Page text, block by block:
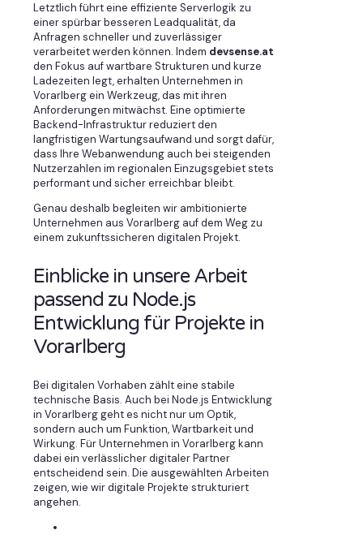
Letztlich führt eine effiziente Serverlogik zu
einer spürbar besseren Leadqualität, da
Anfragen schneller und zuverlässiger
verarbeitet werden können. Indem devsense.at
den Fokus auf wartbare Strukturen und kurze
Ladezeiten legt, erhalten Unternehmen in
Vorarlberg ein Werkzeug, das mit ihren
Anforderungen mitwächst. Eine optimierte
Backend-Infrastruktur reduziert den
langfristigen Wartungsaufwand und sorgt dafür,
dass Ihre Webanwendung auch bei steigenden
Nutzerzahlen im regionalen Einzugsgebiet stets
performant und sicher erreichbar bleibt.
Genau deshalb begleiten wir ambitionierte
Unternehmen aus Vorarlberg auf dem Weg zu
einem zukunftssicheren digitalen Projekt.
Einblicke in unsere Arbeit
passend zu Node.js
Entwicklung für Projekte in
Vorarlberg
Bei digitalen Vorhaben zählt eine stabile
technische Basis. Auch bei Node.js Entwicklung
in Vorarlberg geht es nicht nur um Optik,
sondern auch um Funktion, Wartbarkeit und
Wirkung. Für Unternehmen in Vorarlberg kann
dabei ein verlässlicher digitaler Partner
entscheidend sein. Die ausgewählten Arbeiten
zeigen, wie wir digitale Projekte strukturiert
angehen.